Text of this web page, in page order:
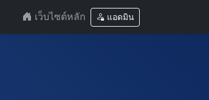
เว็บไซต์หลัก แอดมิน